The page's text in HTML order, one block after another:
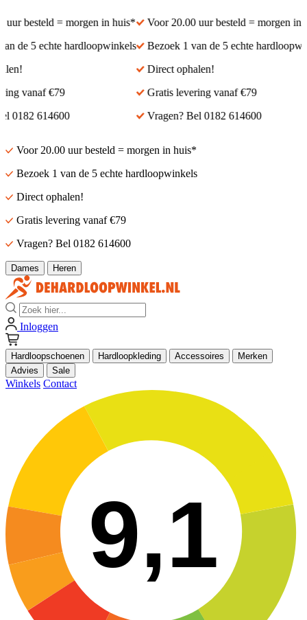
besteld = morgen in huis*
5 echte hardloopwinkels
vanaf €79
614600
Voor 20.00 uur besteld = morgen in
Bezoek 1 van de 5 echte
Direct ophalen!
Gratis levering vanaf €79
Vragen? Bel 0182 614600
Voor 20.00 uur besteld = morgen in huis*
Bezoek 1 van de 5 echte hardloopwinkels
Direct ophalen!
Gratis levering vanaf €79
Vragen? Bel 0182 614600
Dames Heren
Zoek
Inloggen
Hardloopschoenen Hardloopkleding Accessoires
Merken
Advies
Sale
Winkels Contact
9,1